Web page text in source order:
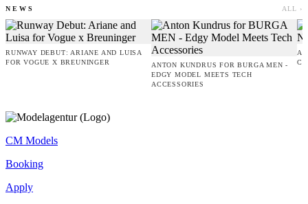
NEWS ALL ›
RUNWAY DEBUT: ARIANE AND LUISA
FOR VOGUE X BREUNINGER
ANTON KUNDRUS FOR BURGA MEN -
EDGY MODEL MEETS TECH
ACCESSORIES
CM Models
Booking
Apply